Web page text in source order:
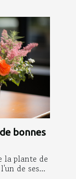
bonnes
la plante de
de ses...